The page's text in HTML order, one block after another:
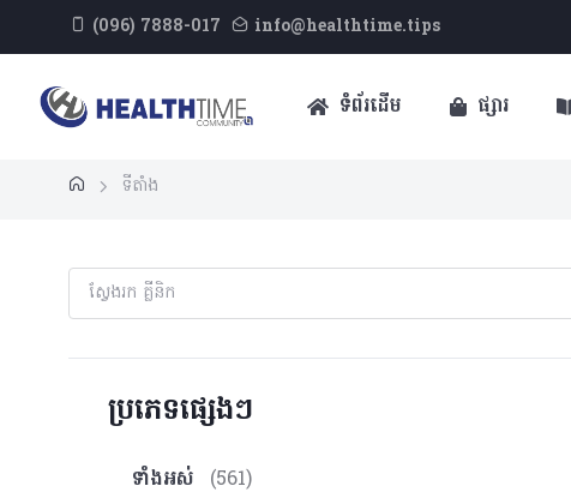
(096) 7888-017 info@healthtime.tips
ទំព័រដើម ផ្សារ
ទីតាំង
ប្រភេទផ្សេងៗ
ទាំងអស់
(561)